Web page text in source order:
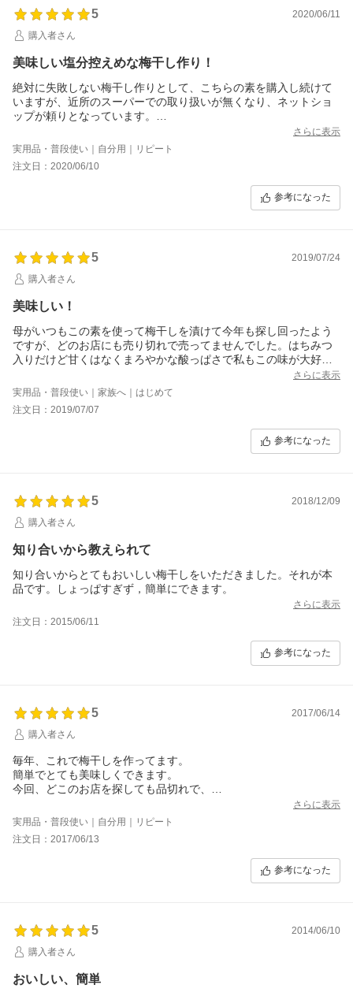
5
2020/06/11
購入者さん
美味しい塩分控えめな梅干し作り！
絶対に失敗しない梅干し作りとして、こちらの素を購入し続けて
いますが、近所のスーパーでの取り扱いが無くなり、ネットショ
ップが頼りとなっています。
さらに表示
実用品・普段使い｜自分用｜リピート
注文日：2020/06/10
参考になった
5
2019/07/24
購入者さん
美味しい！
母がいつもこの素を使って梅干しを漬けて今年も探し回ったよう
ですが、どのお店にも売り切れで売ってませんでした。はちみつ
入りだけど甘くはなくまろやかな酸っぱさで私もこの味が大好き
さらに表示
実用品・普段使い｜家族へ｜はじめて
注文日：2019/07/07
参考になった
5
2018/12/09
購入者さん
知り合いから教えられて
知り合いからとてもおいしい梅干しをいただきました。それが本
品です。しょっぱすぎず，簡単にできます。
さらに表示
注文日：2015/06/11
参考になった
5
2017/06/14
購入者さん
毎年、これで梅干しを作ってます。
簡単でとても美味しくできます。
今回、どこのお店を探しても品切れで、
さらに表示
実用品・普段使い｜自分用｜リピート
注文日：2017/06/13
参考になった
5
2014/06/10
購入者さん
おいしい、簡単